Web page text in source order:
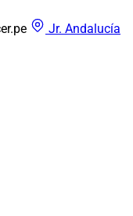
Jr. Andalucía